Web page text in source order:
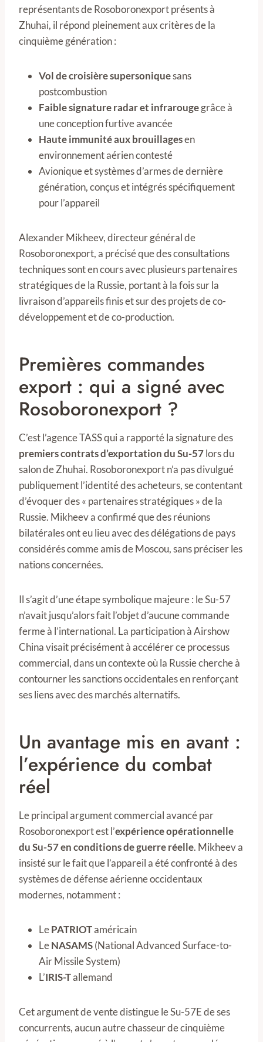
représentants de Rosoboronexport présents à
Zhuhai, il répond pleinement aux critères de la
cinquième génération :
Vol de croisière supersoniquesans
postcombustion
Faible signature radar et infrarougegrâce à
une conception furtive avancée
Haute immunité aux brouillagesen
environnement aérien contesté
Avionique et systèmes d’armes de dernière
génération, conçus et intégrés spécifiquement
pour l’appareil
Alexander Mikheev, directeur général de
Rosoboronexport, a précisé que des consultations
techniques sont en cours avec plusieurs partenaires
stratégiques de la Russie, portant à la fois sur la
livraison d’appareils finis et sur des projets de co-
développement et de co-production.
Premières commandes
export : qui a signé avec
Rosoboronexport ?
C’est l’agence TASS qui a rapporté la signature des
premiers contrats d’exportation du Su-57lors du
salon de Zhuhai. Rosoboronexport n’a pas divulgué
publiquement l’identité des acheteurs, se contentant
d’évoquer des « partenaires stratégiques » de la
Russie. Mikheev a confirmé que des réunions
bilatérales ont eu lieu avec des délégations de pays
considérés comme amis de Moscou, sans préciser les
nations concernées.
Il s’agit d’une étape symbolique majeure : le Su-57
n’avait jusqu’alors fait l’objet d’aucune commande
ferme à l’international. La participation à Airshow
China visait précisément à accélérer ce processus
commercial, dans un contexte où la Russie cherche à
contourner les sanctions occidentales en renforçant
ses liens avec des marchés alternatifs.
Un avantage mis en avant :
l’expérience du combat
réel
Le principal argument commercial avancé par
Rosoboronexport est l’expérience opérationnelle
du Su-57 en conditions de guerre réelle. Mikheev a
insisté sur le fait que l’appareil a été confronté à des
systèmes de défense aérienne occidentaux
modernes, notamment :
LePATRIOTaméricain
LeNASAMS(National Advanced Surface-to-
Air Missile System)
L’IRIS-Tallemand
Cet argument de vente distingue le Su-57E de ses
concurrents, aucun autre chasseur de cinquième